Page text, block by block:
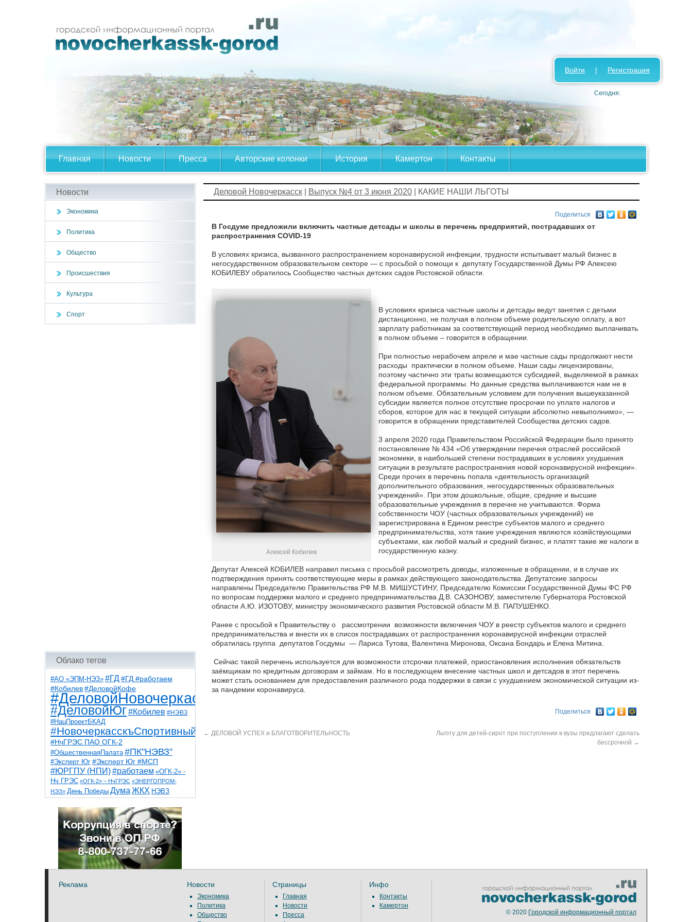
Главная Новости Пресса Авторские колонки История Камертон Контакты
Войти | Регистрация
Сегодня:
Новости
Экономика
Политика
Общество
Происшествия
Культура
Спорт
Облако тегов
#АО «ЭПМ-НЭЗ» #ГД #ГД #работаем
#Кобилев #ДеловойКофе
#ДеловойНовочеркасск
#ДеловойЮг#Кобилев #НЭВЗ
#НацПроектБКАД
#НовочеркасскъСпортивный
#НчГРЭС ПАО ОГК-2
#ОбщественнаяПалата #ПК"НЭВЗ"
#Эксперт Юг #Эксперт Юг #МСП
#ЮРГПУ (НПИ)#работаем «ОГК-2» -
Нч ГРЭС «ОГК-2» – НчГРЭС «ЭНЕРГОПРОМ-
НЭЗ» День Победы Дума ЖКХ НЭВЗ
НчГРЭС ТНТ
благоустройствоветераны выборы
детидороги казаки коррупция космос
общественная палата парк пожар роща
спорт театр транспорт художники
Деловой Новочеркасск| Выпуск №4 от 3 июня 2020| КАКИЕ НАШИ ЛЬГОТЫ
Поделиться
В Госдуме предложили включить частные детсады и школы в перечень предприятий, пострадавших от
распространения COVID-19
В условиях кризиса, вызванного распространением коронавирусной инфекции, трудности испытывает малый бизнес в
негосударственном образовательном секторе — с просьбой о помощи к депутату Государственной Думы РФ Алексею
КОБИЛЕВУ обратилось Сообщество частных детских садов Ростовской области.
Алексей Кобилев
В условиях кризиса частные школы и детсады ведут занятия с детьми
дистанционно, не получая в полном объеме родительскую оплату, а вот
зарплату работникам за соответствующий период необходимо выплачивать
в полном объеме – говорится в обращении.
При полностью нерабочем апреле и мае частные сады продолжают нести
расходы практически в полном объеме. Наши сады лицензированы,
поэтому частично эти траты возмещаются субсидией, выделяемой в рамках
федеральной программы. Но данные средства выплачиваются нам не в
полном объеме. Обязательным условием для получения вышеуказанной
субсидии является полное отсутствие просрочки по уплате налогов и
сборов, которое для нас в текущей ситуации абсолютно невыполнимо», —
говорится в обращении представителей Сообщества детских садов.
3 апреля 2020 года Правительством Российской Федерации было принято
постановление № 434 «Об утверждении перечня отраслей российской
экономики, в наибольшей степени пострадавших в условиях ухудшения
ситуации в результате распространения новой коронавирусной инфекции».
Среди прочих в перечень попала «деятельность организаций
дополнительного образования, негосударственных образовательных
учреждений». При этом дошкольные, общие, средние и высшие
образовательные учреждения в перечне не учитываются. Форма
собственности ЧОУ (частных образовательных учреждений) не
зарегистрирована в Едином реестре субъектов малого и среднего
предпринимательства, хотя такие учреждения являются хозяйствующими
субъектами, как любой малый и средний бизнес, и платят такие же налоги в
государственную казну.
Депутат Алексей КОБИЛЕВ направил письма с просьбой рассмотреть доводы, изложенные в обращении, и в случае их
подтверждения принять соответствующие меры в рамках действующего законодательства. Депутатские запросы
направлены Председателю Правительства РФ М.В. МИШУСТИНУ, Председателю Комиссии Государственной Думы ФС РФ
по вопросам поддержки малого и среднего предпринимательства Д.В. САЗОНОВУ, заместителю Губернатора Ростовской
области А.Ю. ИЗОТОВУ, министру экономического развития Ростовской области М.В. ПАПУШЕНКО.
Ранее с просьбой к Правительству о рассмотрении возможности включения ЧОУ в реестр субъектов малого и среднего
предпринимательства и внести их в список пострадавших от распространения коронавирусной инфекции отраслей
обратилась группа депутатов Госдумы — Лариса Тутова, Валентина Миронова, Оксана Бондарь и Елена Митина.
Сейчас такой перечень используется для возможности отсрочки платежей, приостановления исполнения обязательств
заёмщикам по кредитным договорам и займам. Но в последующем внесение частных школ и детсадов в этот перечень
может стать основанием для предоставления различного рода поддержки в связи с ухудшением экономической ситуации из-
за пандемии коронавируса.
Поделиться
← ДЕЛОВОЙ УСПЕХ и БЛАГОТВОРИТЕЛЬНОСТЬ
Льготу для детей-сирот при поступлении в вузы предлагают сделать
бессрочной →
Реклама Новости
Экономика
Политика
Общество
Страницы
Главная
Новости
Пресса
Инфо
Контакты
Камертон
© 2020 Городской информационный портал